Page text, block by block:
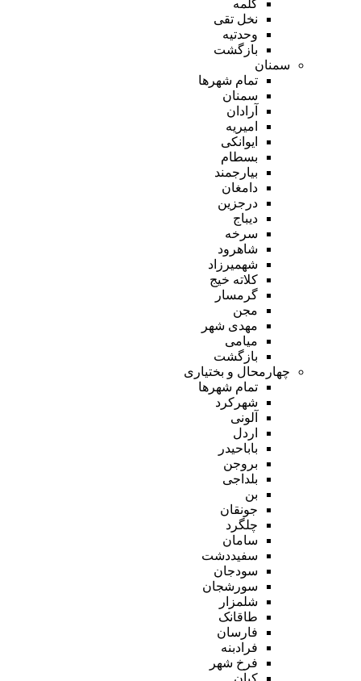
کلمه
نخل تقی
وحدتیه
بازگشت
سمنان
تمام شهر‌ها
سمنان
آرادان
امیریه
ایوانکی
بسطام
بیارجمند
دامغان
درجزین
دیباج
سرخه
شاهرود
شهمیرزاد
کلاته خیج
گرمسار
مجن
مهدی شهر
میامی
بازگشت
چهارمحال و بختیاری
تمام شهر‌ها
شهرکرد
آلونی
اردل
باباحیدر
بروجن
بلداجی
بن
جونقان
چلگرد
سامان
سفیددشت
سودجان
سورشجان
شلمزار
طاقانک
فارسان
فرادبنه
فرخ شهر
کیان